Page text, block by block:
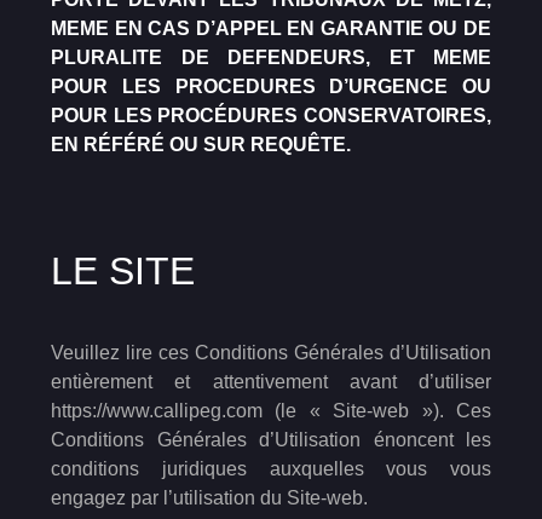
MEME EN CAS D’APPEL EN GARANTIE OU DE
PLURALITE DE DEFENDEURS, ET MEME
POUR LES PROCEDURES D’URGENCE OU
POUR LES PROCÉDURES CONSERVATOIRES,
EN RÉFÉRÉ OU SUR REQUÊTE.
LE SITE
Veuillez lire ces Conditions Générales d’Utilisation
entièrement et attentivement avant d’utiliser
https://www.callipeg.com (le « Site-web »). Ces
Conditions Générales d’Utilisation énoncent les
conditions juridiques auxquelles vous vous
engagez par l’utilisation du Site-web.